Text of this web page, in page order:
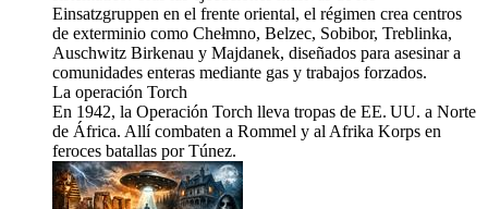
Einsatzgruppen en el frente oriental, el régimen crea centros
de exterminio como Chełmno, Belzec, Sobibor, Treblinka,
Auschwitz Birkenau y Majdanek, diseñados para asesinar a
comunidades enteras mediante gas y trabajos forzados.
La operación Torch
En 1942, la Operación Torch lleva tropas de EE. UU. a Norte
de África. Allí combaten a Rommel y al Afrika Korps en
feroces batallas por Túnez.